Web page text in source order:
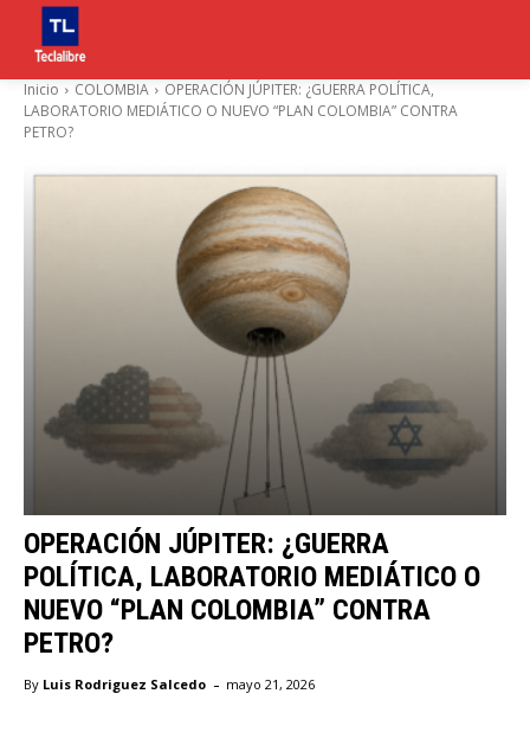
Inicio COLOMBIA
OPERACIÓN JÚPITER: ¿GUERRA POLÍTICA,
LABORATORIO MEDIÁTICO O NUEVO “PLAN COLOMBIA” CONTRA
PETRO?
OPERACIÓN JÚPITER: ¿GUERRA
POLÍTICA, LABORATORIO MEDIÁTICO O
NUEVO “PLAN COLOMBIA” CONTRA
PETRO?
By Luis Rodriguez Salcedo - mayo 21, 2026